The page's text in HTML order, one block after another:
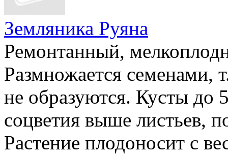
Земляника Руяна
Ремонтанный,
Размножается семенами,
не образуются. Кусты до
соцветия выше листьев,
Растение плодоносит с